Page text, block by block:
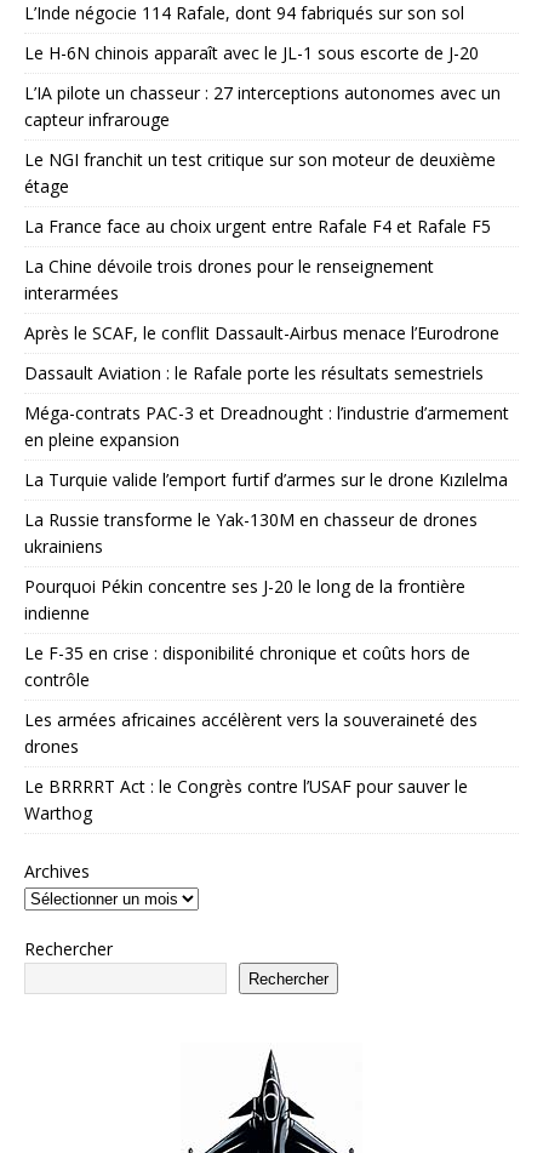
L’Inde négocie 114 Rafale, dont 94 fabriqués sur son sol
Le H-6N chinois apparaît avec le JL-1 sous escorte de J-20
L’IA pilote un chasseur : 27 interceptions autonomes avec un
capteur infrarouge
Le NGI franchit un test critique sur son moteur de deuxième
étage
La France face au choix urgent entre Rafale F4 et Rafale F5
La Chine dévoile trois drones pour le renseignement
interarmées
Après le SCAF, le conflit Dassault-Airbus menace l’Eurodrone
Dassault Aviation : le Rafale porte les résultats semestriels
Méga-contrats PAC-3 et Dreadnought : l’industrie d’armement
en pleine expansion
La Turquie valide l’emport furtif d’armes sur le drone Kızılelma
La Russie transforme le Yak-130M en chasseur de drones
ukrainiens
Pourquoi Pékin concentre ses J-20 le long de la frontière
indienne
Le F-35 en crise : disponibilité chronique et coûts hors de
contrôle
Les armées africaines accélèrent vers la souveraineté des
drones
Le BRRRRT Act : le Congrès contre l’USAF pour sauver le
Warthog
Archives
Rechercher
Rechercher